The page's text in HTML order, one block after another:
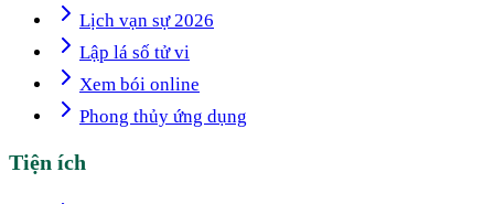
Lịch vạn sự 2026
Lập lá số tử vi
Xem bói online
Phong thủy ứng dụng
Tiện ích